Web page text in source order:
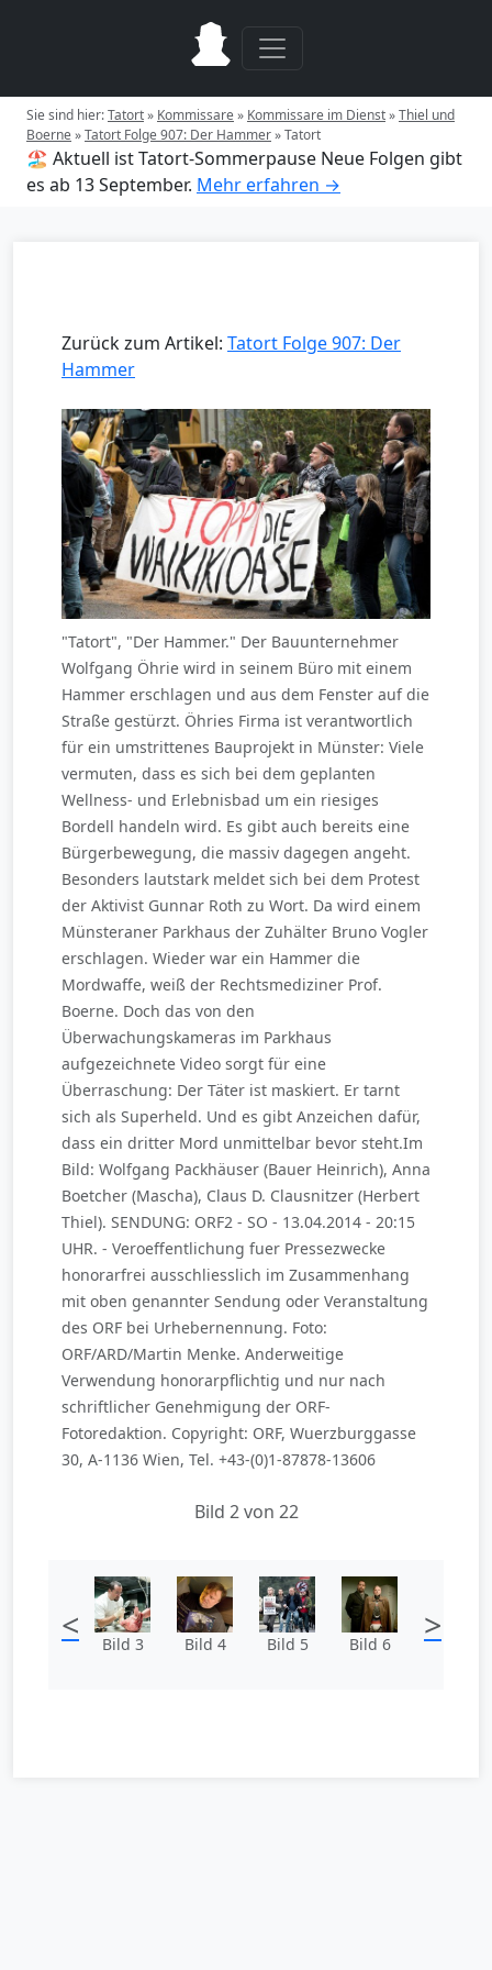
Sie sind hier:Tatort» Kommissare» Kommissare im Dienst»Thiel und
Boerne»Tatort Folge 907: Der Hammer»Tatort
🏖️ Aktuell ist Tatort-Sommerpause Neue Folgen gibt
es ab 13 September. Mehr erfahren →
Zurück zum Artikel: Tatort Folge 907: Der
Hammer
"Tatort", "Der Hammer." Der Bauunternehmer
Wolfgang Öhrie wird in seinem Büro mit einem
Hammer erschlagen und aus dem Fenster auf die
Straße gestürzt. Öhries Firma ist verantwortlich
für ein umstrittenes Bauprojekt in Münster: Viele
vermuten, dass es sich bei dem geplanten
Wellness- und Erlebnisbad um ein riesiges
Bordell handeln wird. Es gibt auch bereits eine
Bürgerbewegung, die massiv dagegen angeht.
Besonders lautstark meldet sich bei dem Protest
der Aktivist Gunnar Roth zu Wort. Da wird einem
Münsteraner Parkhaus der Zuhälter Bruno Vogler
erschlagen. Wieder war ein Hammer die
Mordwaffe, weiß der Rechtsmediziner Prof.
Boerne. Doch das von den
Überwachungskameras im Parkhaus
aufgezeichnete Video sorgt für eine
Überraschung: Der Täter ist maskiert. Er tarnt
sich als Superheld. Und es gibt Anzeichen dafür,
dass ein dritter Mord unmittelbar bevor steht.Im
Bild: Wolfgang Packhäuser (Bauer Heinrich), Anna
Boetcher (Mascha), Claus D. Clausnitzer (Herbert
Thiel). SENDUNG: ORF2 - SO - 13.04.2014 - 20:15
UHR. - Veroeffentlichung fuer Pressezwecke
honorarfrei ausschliesslich im Zusammenhang
mit oben genannter Sendung oder Veranstaltung
des ORF bei Urhebernennung. Foto:
ORF/ARD/Martin Menke. Anderweitige
Verwendung honorarpflichtig und nur nach
schriftlicher Genehmigung der ORF-
Fotoredaktion. Copyright: ORF, Wuerzburggasse
30, A-1136 Wien, Tel. +43-(0)1-87878-13606
Bild 2 von 22
< Bild 3 Bild 4 Bild 5 Bild 6 >